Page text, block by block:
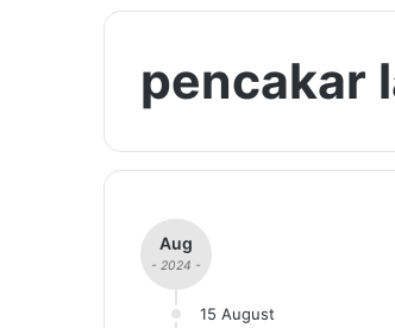
pencakar
Aug
- 2024 -
15 August